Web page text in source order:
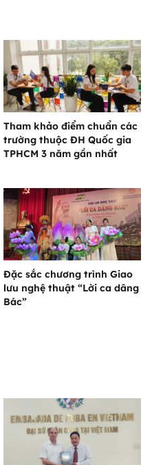
Tham khảo điểm chuẩn các
trường thuộc ĐH Quốc gia
TPHCM 3 năm gần nhất
Đặc sắc chương trình Giao
lưu nghệ thuật “Lời ca dâng
Bác”